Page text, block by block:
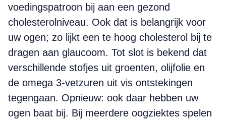
voedingspatroon bij aan een gezond
cholesterolniveau. Ook dat is belangrijk voor
uw ogen; zo lijkt een te hoog cholesterol bij te
dragen aan glaucoom. Tot slot is bekend dat
verschillende stofjes uit groenten, olijfolie en
de omega 3-vetzuren uit vis ontstekingen
tegengaan. Opnieuw: ook daar hebben uw
ogen baat bij. Bij meerdere oogziektes spelen